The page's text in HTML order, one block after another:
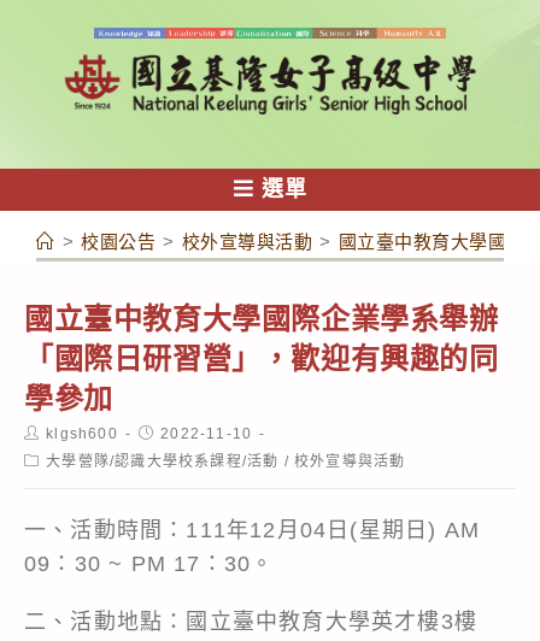
容
選單
> 校園公告 > 校外宣導與活動 > 國立臺中教育大學國際
國立臺中教育大學國際企業學系舉辦
「國際日研習營」，歡迎有興趣的同
學參加
Post
author:
klgsh600
Post
published:
2022-11-10
Post大學營隊/認識大學校系課程/活動 / 校外宣導與活動
一、活動時間：111年12月04日(星期日) AM
09：30 ~ PM 17：30。
二、活動地點：國立臺中教育大學英才樓3樓